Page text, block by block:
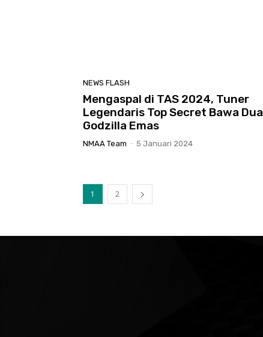
NEWS FLASH
Mengaspal di TAS 2024, Tuner
Legendaris Top Secret Bawa Dua
Godzilla Emas
NMAA Team - 5 Januari 2024
1 2